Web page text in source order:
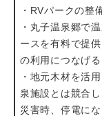
・RVパークの整
・丸子温泉郷で
ースを有料で提
の利用につなげる
・地元木材を活
泉施設とは競合し
災害時、停電に